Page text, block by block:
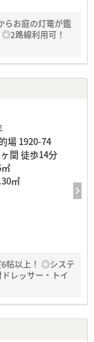
お庭の灯篭が鑑
路線利用可！
場 1920-74
関 徒歩14分
㎡
帖以上！ ◎システ
レッサー・トイ